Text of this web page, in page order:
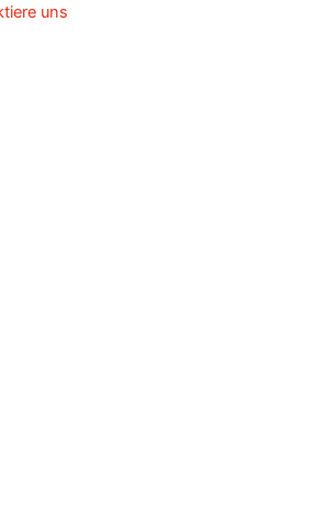
uns